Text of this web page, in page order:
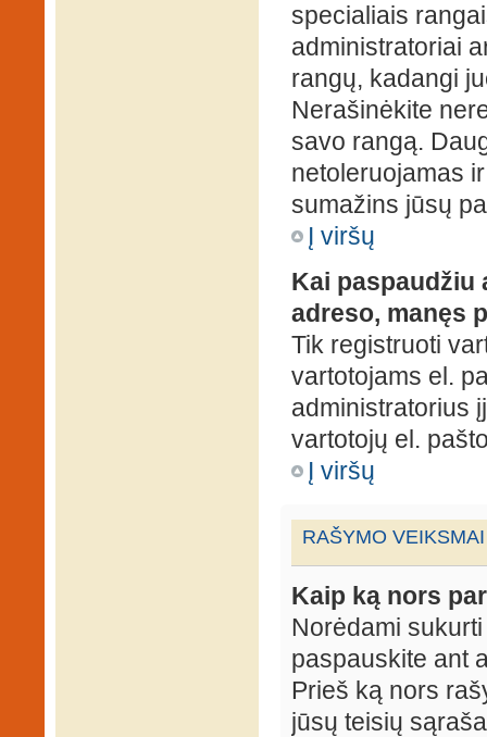
specialiais
administratoriai
rangų, kadangi
Nerašinėkite
savo rangą.
netoleruojamas
sumažins jūsų
Į viršų
Kai
adreso, manęs
Tik registruoti
vartotojams el.
administratorius
vartotojų el.
Į viršų
RAŠYMO VEIKSMAI
Kaip ką nors
Norėdami
paspauskite ant
Prieš ką nors
jūsų teisių